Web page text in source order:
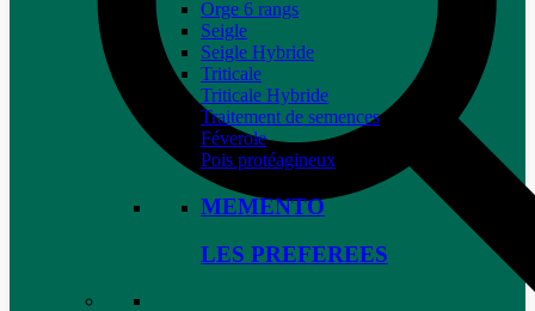
Orge 6 rangs
Seigle
Seigle Hybride
Triticale
Triticale Hybride
Traitement de semences
Féverole
Pois protéagineux
MEMENTO
LES PREFEREES